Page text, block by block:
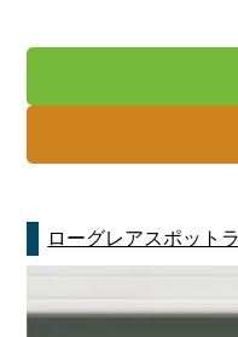
ローグレアスポット